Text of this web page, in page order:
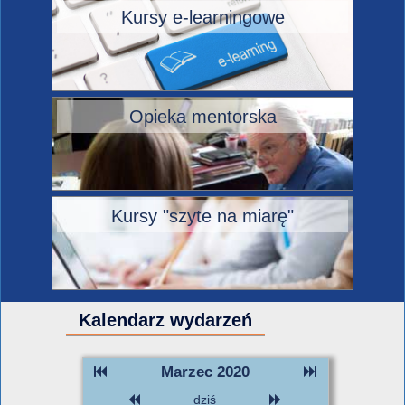
Kursy e-learningowe
Opieka mentorska
Kursy "szyte na miarę"
Kalendarz wydarzeń
Marzec 2020
dziś